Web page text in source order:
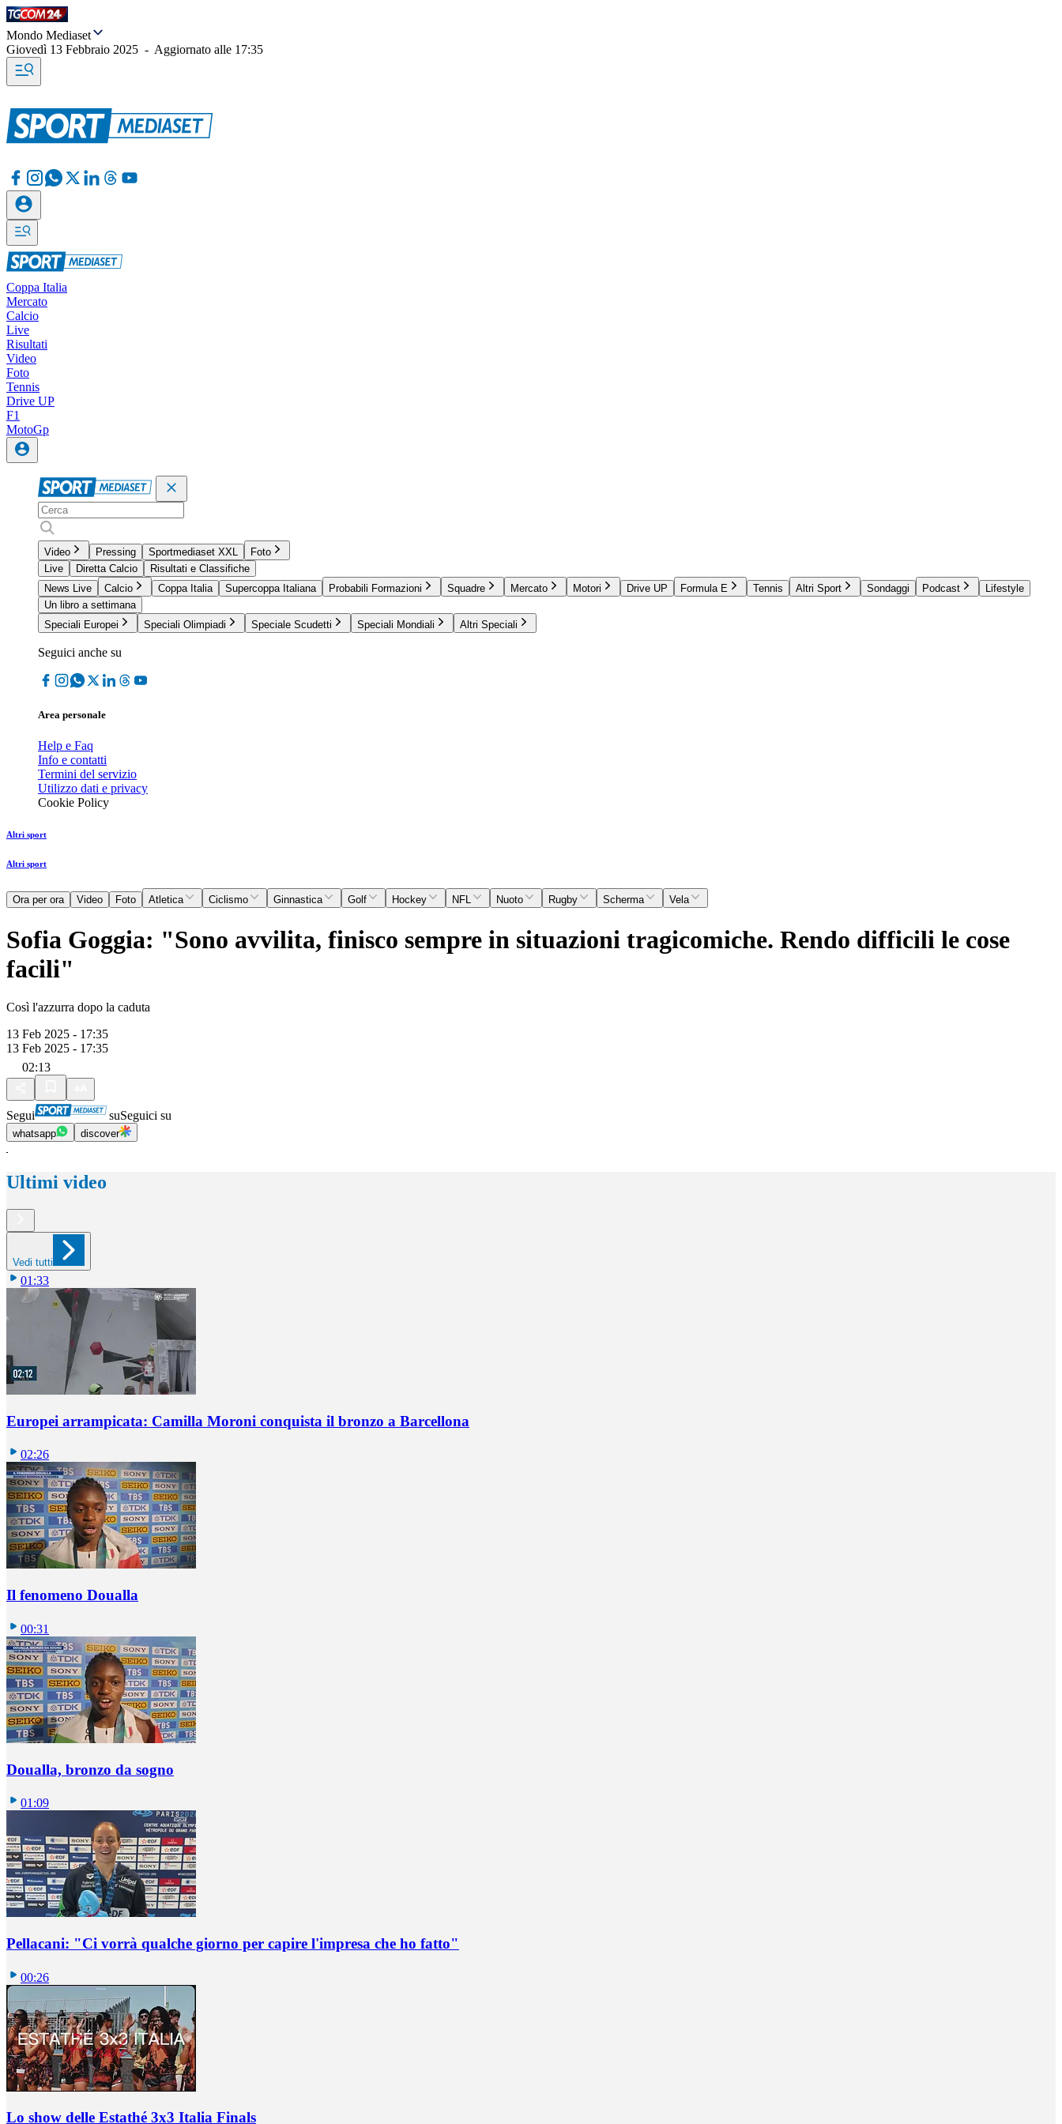
Mondo Mediaset
Giovedì 13 Febbraio 2025 - Aggiornato alle 17:35
Coppa Italia
Mercato
Calcio
Live
Risultati
Video
Foto
Tennis
Drive UP
F1
MotoGp
Video Pressing Sportmediaset XXL
Foto
Live
Diretta Calcio
Risultati e Classifiche
News Live
Calcio Coppa Italia Supercoppa Italiana Probabili Formazioni Squadre Mercato Motori Drive UP Formula E Tennis Altri Sport Sondaggi Podcast
Lifestyle
Un libro a settimana
Speciali Europei
Speciali Olimpiadi Speciale Scudetti Speciali Mondiali Altri Speciali
Seguici anche su
Area personale
Help e Faq
Info e contatti
Termini del servizio
Utilizzo dati e privacy
Cookie Policy
Altri sport
Altri sport
Ora per ora Video Foto Atletica Ciclismo Ginnastica Golf Hockey NFL Nuoto Rugby Scherma Vela
Sofia Goggia: "Sono avvilita, finisco sempre in situazioni tragicomiche. Rendo difficili le cose
facili"
Così l'azzurra dopo la caduta
13 Feb 2025 - 17:35
13 Feb 2025 - 17:35
02:13
Segui suSeguici su
whatsapp discover
Ultimi video
Vedi tutti
01:33
Europei arrampicata: Camilla Moroni conquista il bronzo a Barcellona
02:26
Il fenomeno Doualla
00:31
Doualla, bronzo da sogno
01:09
Pellacani: "Ci vorrà qualche giorno per capire l'impresa che ho fatto"
00:26
Lo show delle Estathé 3x3 Italia Finals